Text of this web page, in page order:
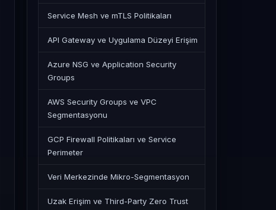
Service Mesh ve mTLS Politikaları
API Gateway ve Uygulama Düzeyi Erişim
Azure NSG ve Application Security
Groups
AWS Security Groups ve VPC
Segmentasyonu
GCP Firewall Politikaları ve Service
Perimeter
Veri Merkezinde Mikro-Segmentasyon
Uzak Erişim ve Third-Party Zero Trust